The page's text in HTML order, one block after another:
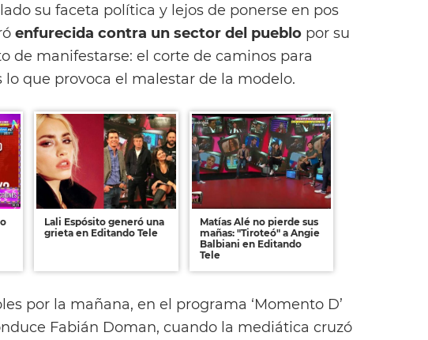
su faceta política y lejos de ponerse en pos
enfurecida contra un sector del pueblo por su
de manifestarse: el corte de caminos para
lo que provoca el malestar de la modelo.
Lali Espósito generó una
grieta en Editando Tele
Matías Alé no pierde sus
mañas: "Tiroteó" a Angie
Balbiani en Editando
Tele
por la mañana, en el programa ‘Momento D’
Fabián Doman, cuando la mediática cruzó